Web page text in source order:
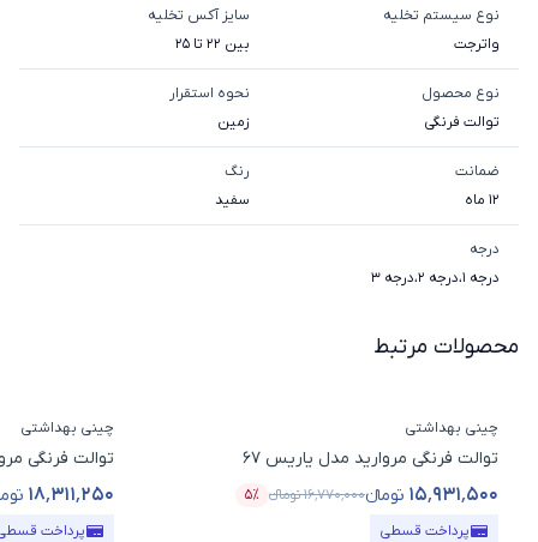
نوع سیستم تخلیه
واترجت
سایز آکس تخلیه
بین 22 تا 25
نوع محصول
توالت فرنگی
نحوه استقرار
زمین
ضمانت
12 ماه
رنگ
سفید
درجه
درجه 1 ،درجه 2 ،درجه 3
محصولات مرتبط
چینی بهداشتی
توالت فرنگی مروارید مدل یاریس 67
۱۵٬۹۳۱٬۵۰۰ تومانء۱۶٬۷۷۰٬۰۰۰تومانء
قیمت محصول
۵٪
درصد تخفیف
پرداخت قسطی
چینی بهداشتی
توالت فرنگی
۱۸٬۳۱۱٬۲۵۰
قیمت محصول
پرداخت